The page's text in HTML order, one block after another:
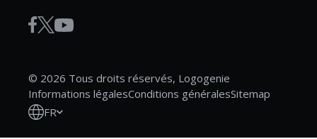
© 2026 Tous droits réservés, Logogenie
Informations légalesConditions généralesSitemap
FR